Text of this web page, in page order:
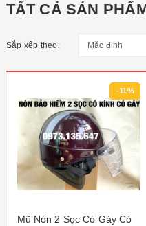
TẤT CẢ SẢN
Sắp xếp theo:
-11%
Mũ Nón 2 Sọc Có Gáy Có